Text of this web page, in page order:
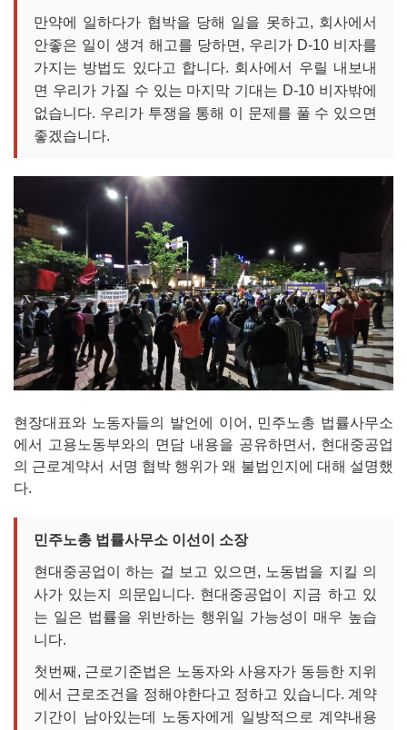
만약에 일하다가 협박을 당해 일을 못하고, 회사에서
안좋은 일이 생겨 해고를 당하면, 우리가 D-10 비자를
가지는 방법도 있다고 합니다. 회사에서 우릴 내보내
면 우리가 가질 수 있는 마지막 기대는 D-10 비자밖에
없습니다. 우리가 투쟁을 통해 이 문제를 풀 수 있으면
좋겠습니다.
현장대표와 노동자들의 발언에 이어, 민주노총 법률사무소
에서 고용노동부와의 면담 내용을 공유하면서, 현대중공업
의 근로계약서 서명 협박 행위가 왜 불법인지에 대해 설명했
다.
민주노총 법률사무소 이선이 소장
현대중공업이 하는 걸 보고 있으면, 노동법을 지킬 의
사가 있는지 의문입니다. 현대중공업이 지금 하고 있
는 일은 법률을 위반하는 행위일 가능성이 매우 높습
니다.
첫번째, 근로기준법은 노동자와 사용자가 동등한 지위
에서 근로조건을 정해야한다고 정하고 있습니다. 계약
기간이 남아있는데 노동자에게 일방적으로 계약내용